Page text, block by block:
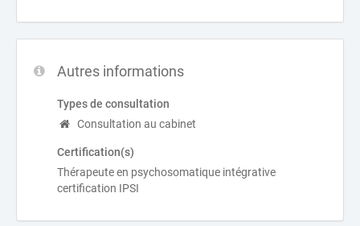
Autres informations
Types de consultation
Consultation au cabinet
Certification(s)
Thérapeute en psychosomatique intégrative
certification IPSI